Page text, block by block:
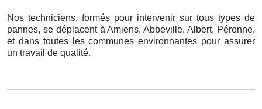
Nos techniciens, formés pour intervenir sur tous types de
pannes, se déplacent à Amiens, Abbeville, Albert, Péronne,
et dans toutes les communes environnantes pour assurer
un travail de qualité.